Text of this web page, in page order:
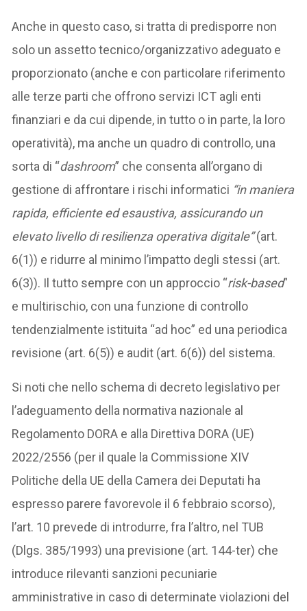
Anche in questo caso, si tratta di predisporre non
solo un assetto tecnico/organizzativo adeguato e
proporzionato (anche e con particolare riferimento
alle terze parti che offrono servizi ICT agli enti
finanziari e da cui dipende, in tutto o in parte, la loro
operatività), ma anche un quadro di controllo, una
sorta di “dashroom” che consenta all’organo di
gestione di affrontare i rischi informatici “in maniera
rapida, efficiente ed esaustiva, assicurando un
elevato livello di resilienza operativa digitale”(art.
6(1)) e ridurre al minimo l’impatto degli stessi (art.
6(3)). Il tutto sempre con un approccio “risk-based”
e multirischio, con una funzione di controllo
tendenzialmente istituita “ad hoc” ed una periodica
revisione (art. 6(5)) e audit (art. 6(6)) del sistema.
Si noti che nello schema di decreto legislativo per
l’adeguamento della normativa nazionale al
Regolamento DORA e alla Direttiva DORA (UE)
2022/2556 (per il quale la Commissione XIV
Politiche della UE della Camera dei Deputati ha
espresso parere favorevole il 6 febbraio scorso),
l’art. 10 prevede di introdurre, fra l’altro, nel TUB
(Dlgs. 385/1993) una previsione (art. 144-ter) che
introduce rilevanti sanzioni pecuniarie
amministrative in caso di determinate violazioni del